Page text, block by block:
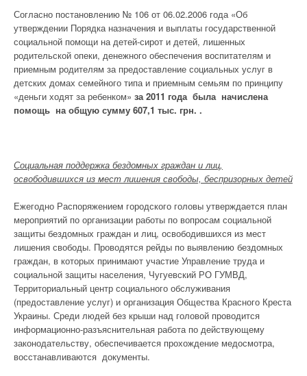
Согласно постановлению № 106 от 06.02.2006 года «Об
утверждении Порядка назначения и выплаты государственной
социальной помощи на детей-сирот и детей, лишенных
родительской опеки, денежного обеспечения воспитателям и
приемным родителям за предоставление социальных услуг в
детских домах семейного типа и приемным семьям по принципу
«деньги ходят за ребенком» за 2011 года была начислена
помощь на общую сумму 607,1 тыс. грн. .
Социальная поддержка бездомных граждан и лиц,
освободившихся из мест лишения свободы, беспризорных детей
Ежегодно Распоряжением городского головы утверждается план
мероприятий по организации работы по вопросам социальной
защиты бездомных граждан и лиц, освободившихся из мест
лишения свободы. Проводятся рейды по выявлению бездомных
граждан, в которых принимают участие Управление труда и
социальной защиты населения, Чугуевский РО ГУМВД,
Территориальный центр социального обслуживания
(предоставление услуг) и организация Общества Красного Креста
Украины. Среди людей без крыши над головой проводится
информационно-разъяснительная работа по действующему
законодательству, обеспечивается прохождение медосмотра,
восстанавливаются документы.